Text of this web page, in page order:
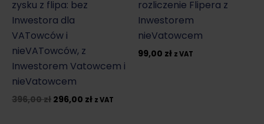
zysku z flipa: bez
Inwestora dla
VATowców i
nieVATowców, z
Inwestorem Vatowcem i
nieVatowcem
396,00zł Pierwotna
296,00 złAktualna
z VAT
rozliczenie Flipera z
Inwestorem
nieVatowcem
99,00 zł z VAT